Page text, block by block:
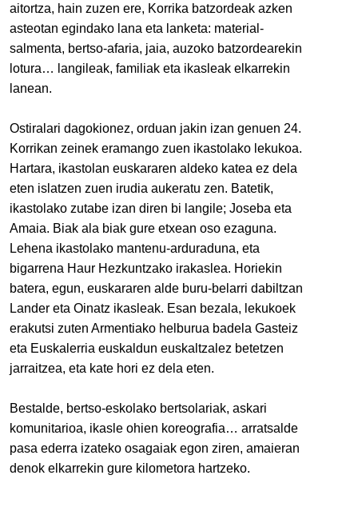
aitortza, hain zuzen ere, Korrika batzordeak azken
asteotan egindako lana eta lanketa: material-
salmenta, bertso-afaria, jaia, auzoko batzordearekin
lotura… langileak, familiak eta ikasleak elkarrekin
lanean.
Ostiralari dagokionez, orduan jakin izan genuen 24.
Korrikan zeinek eramango zuen ikastolako lekukoa.
Hartara, ikastolan euskararen aldeko katea ez dela
eten islatzen zuen irudia aukeratu zen. Batetik,
ikastolako zutabe izan diren bi langile; Joseba eta
Amaia. Biak ala biak gure etxean oso ezaguna.
Lehena ikastolako mantenu-arduraduna, eta
bigarrena Haur Hezkuntzako irakaslea. Horiekin
batera, egun, euskararen alde buru-belarri dabiltzan
Lander eta Oinatz ikasleak. Esan bezala, lekukoek
erakutsi zuten Armentiako helburua badela Gasteiz
eta Euskalerria euskaldun euskaltzalez betetzen
jarraitzea, eta kate hori ez dela eten.
Bestalde, bertso-eskolako bertsolariak, askari
komunitarioa, ikasle ohien koreografia… arratsalde
pasa ederra izateko osagaiak egon ziren, amaieran
denok elkarrekin gure kilometora hartzeko.